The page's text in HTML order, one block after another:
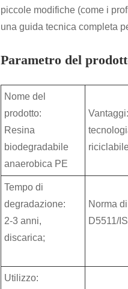
piccole modifiche (come i
una guida tecnica completa
Parametro del
Nome del
prodotto:
Resina
biodegradabile
anaerobica PE
Tempo di
degradazione:
2-3 anni,
discarica;
Norma
D5511/
Utilizzo: